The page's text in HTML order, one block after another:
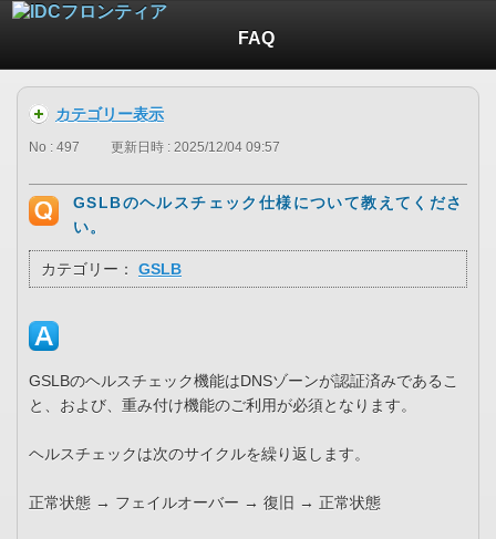
FAQ
カテゴリー表示
No : 497 更新日時 : 2025/12/04 09:57
GSLBのヘルスチェック仕様について教えてくださ
い。
カテゴリー： GSLB
GSLBのヘルスチェック機能はDNSゾーンが認証済みであるこ
と、および、重み付け機能のご利用が必須となります。
ヘルスチェックは次のサイクルを繰り返します。
正常状態 → フェイルオーバー → 復旧 → 正常状態